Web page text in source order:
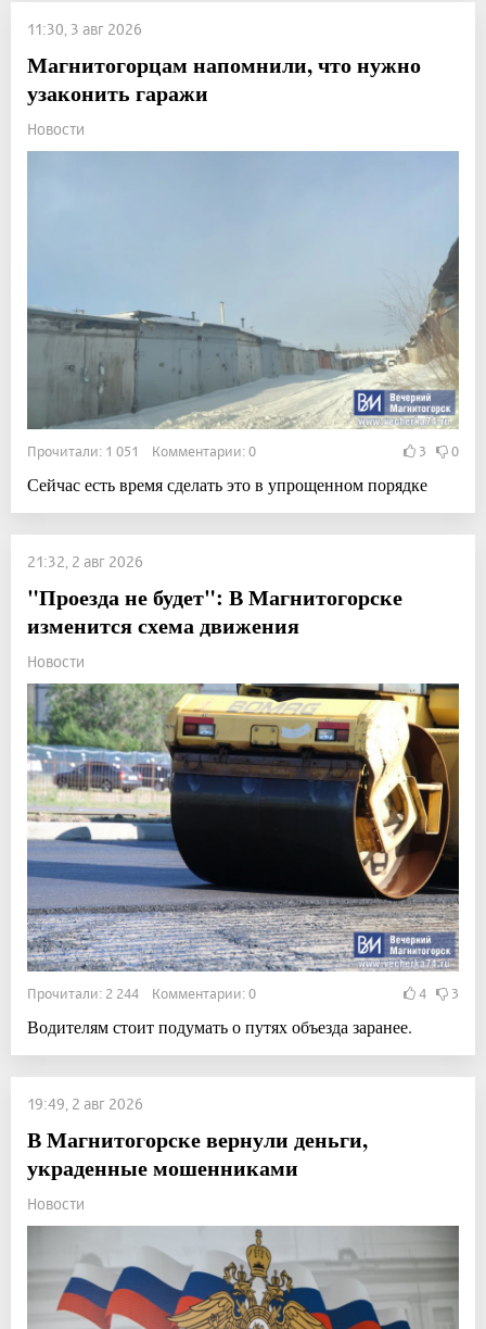
11:30, 3 авг 2026
Магнитогорцам напомнили, что нужно
узаконить гаражи
Новости
Прочитали: 1 051 Комментарии: 0 3 0
Сейчас есть время сделать это в упрощенном порядке
21:32, 2 авг 2026
"Проезда не будет": В Магнитогорске
изменится схема движения
Новости
Прочитали: 2 244 Комментарии: 0 4 3
Водителям стоит подумать о путях объезда заранее.
19:49, 2 авг 2026
В Магнитогорске вернули деньги,
украденные мошенниками
Новости